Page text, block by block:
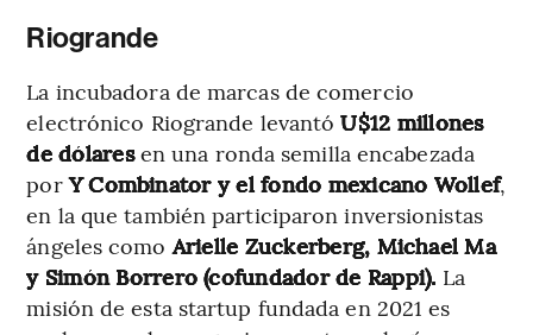
Riogrande
La incubadora de marcas de comercio
electrónico Riogrande levantóU$12 millones
de dólaresen una ronda semilla encabezada
porY Combinator y el fondo mexicano Wollef,
en la que también participaron inversionistas
ángeles comoArielle Zuckerberg, Michael Ma
y Simón Borrero (cofundador de Rappi). La
misión de esta startup fundada en 2021 es